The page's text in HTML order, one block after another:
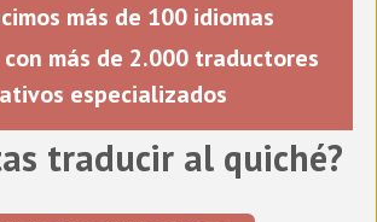
más de 100 idiomas
con más de 2.000 traductores
especializados
traducir al quiché?